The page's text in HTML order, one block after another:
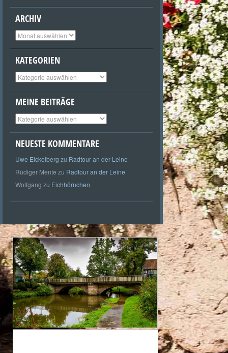
ARCHIV
Archiv
KATEGORIEN
Kategorien
MEINE BEITRÄGE
Meine
Beiträge
NEUESTE KOMMENTARE
Uwe Eickelberg zu Radtour an der Leine
Rüdiger Mente zu Radtour an der Leine
Wolfgang zu Eichhörnchen